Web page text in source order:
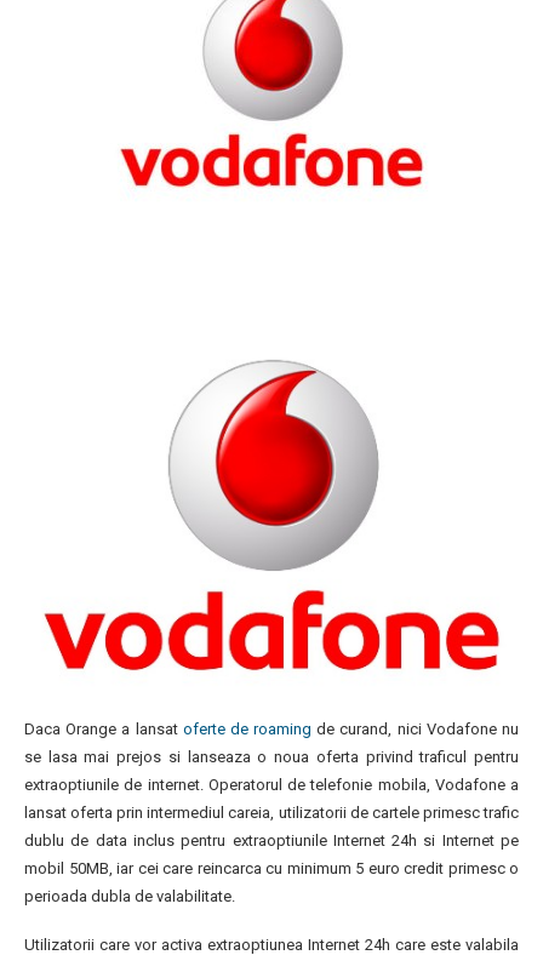
Daca Orange a lansat oferte de roaming de curand, nici Vodafone nu
se lasa mai prejos si lanseaza o noua oferta privind traficul pentru
extraoptiunile de internet. Operatorul de telefonie mobila, Vodafone a
lansat oferta prin intermediul careia, utilizatorii de cartele primesc trafic
dublu de data inclus pentru extraoptiunile Internet 24h si Internet pe
mobil 50MB, iar cei care reincarca cu minimum 5 euro credit primesc o
perioada dubla de valabilitate.
Utilizatorii care vor activa extraoptiunea Internet 24h care este valabila